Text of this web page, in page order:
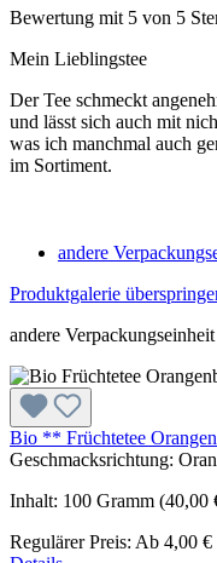
Bewertung mit 5 von 5
Mein Lieblingstee
Der Tee schmeckt
und lässt sich auch mit
was ich manchmal auch
im Sortiment.
andere
Produktgalerie
andere Verpackungseinheit
Bio ** Früchtetee
Geschmacksrichtung:
Inhalt: 100 Gramm (40,00
Regulärer Preis: Ab 4,00 €